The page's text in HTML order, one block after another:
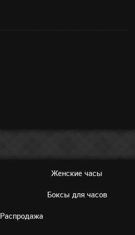
Женские часы
Боксы для часов
Распродажа